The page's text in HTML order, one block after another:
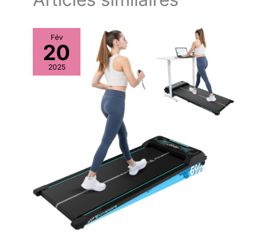
disques sur les barres.
Fév
20
2025